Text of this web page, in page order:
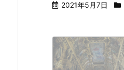
2021年5月7日